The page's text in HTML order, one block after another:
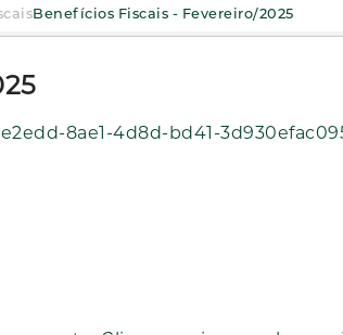
Benefícios Fiscais - Fevereiro/2025
bf60afc2-f96c-48f0-afca-3386079ffee1/download/